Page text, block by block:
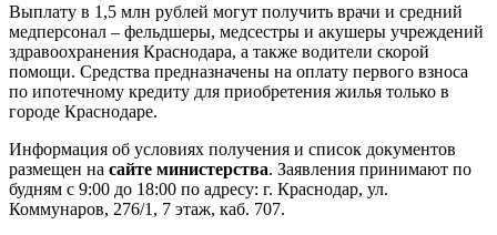
Выплату в 1,5 млн рублей могут получить врачи и средний
медперсонал – фельдшеры, медсестры и акушеры учреждений
здравоохранения Краснодара, а также водители скорой
помощи. Средства предназначены на оплату первого взноса
по ипотечному кредиту для приобретения жилья только в
городе Краснодаре.
Информация об условиях получения и список документов
размещен на сайте министерства. Заявления принимают по
будням с 9:00 до 18:00 по адресу: г. Краснодар, ул.
Коммунаров, 276/1, 7 этаж, каб. 707.